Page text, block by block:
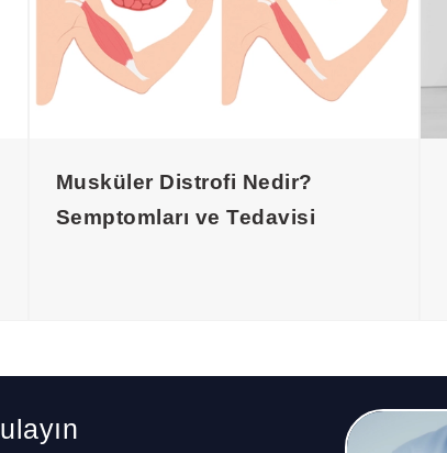
Musküler Distrofi Nedir?
Semptomları ve Tedavisi